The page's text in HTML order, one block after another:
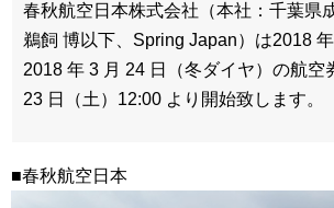
春秋航空日本株式会社（本社：千葉県
鵜飼 博以下、Spring Japan）は2018
2018 年 3 月 24 日（冬ダイヤ）の航空
23 日（土）12:00 より開始致します。
■春秋航空日本